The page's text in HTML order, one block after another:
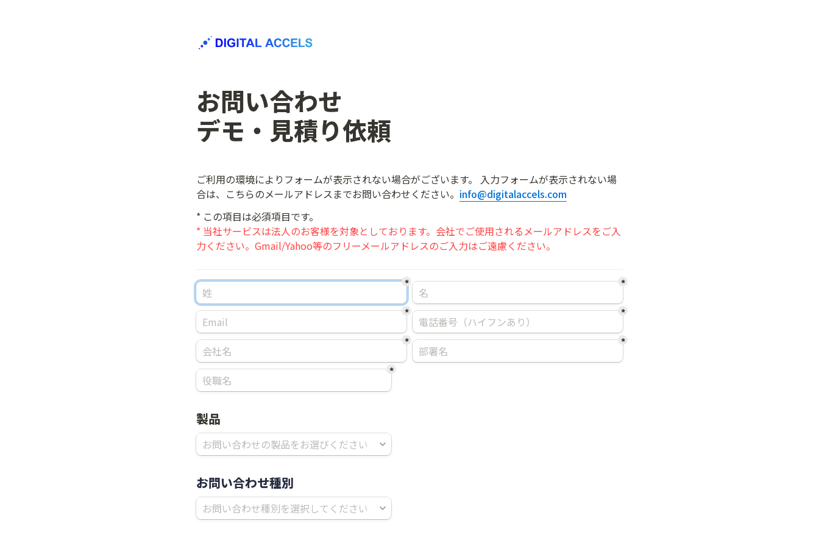
お問い合わせ
デモ・見積り依頼
ご利用の環境によりフォームが表示されない場合がございます。 入力フォームが表示されない場
合は、こちらのメールアドレスまでお問い合わせください。 info@digitalaccels.com
* 当社サービスは法人のお客様を対象としております。会社でご使用されるメールアドレスをご入
力ください。Gmail/Yahoo等のフリーメールアドレスのご入力はご遠慮ください。
* *
* *
* *
*
製品
お問い合わせ種別